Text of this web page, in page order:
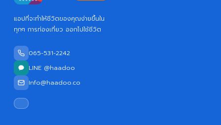
แอปที่จะทำให้ชีวิตของคุณง่ายขึ้นใน
ทุกๆ การท่องเที่ยว ออกไปใช้ชีวิต
065-531-2242
LINE @haadoo
Info@haadoo.co